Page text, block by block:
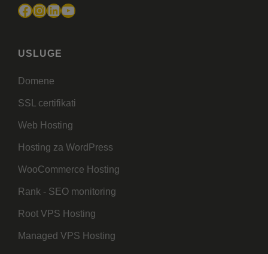
Facebook
Instagram
LinkedIn
YouTube
USLUGE
Domene
SSL certifikati
Web Hosting
Hosting za WordPress
WooCommerce Hosting
Rank - SEO monitoring
Root VPS Hosting
Managed VPS Hosting